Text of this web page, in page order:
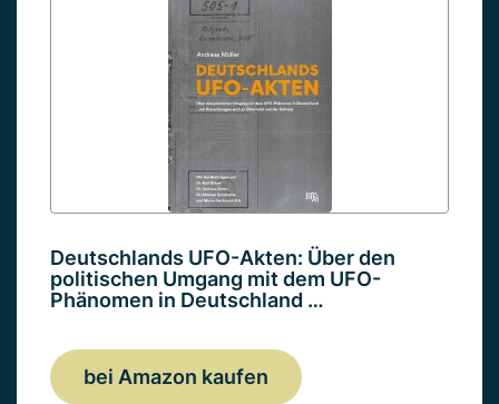
Deutschlands UFO-Akten: Über den
politischen Umgang mit dem UFO-
Phänomen in Deutschland …
bei Amazon kaufen